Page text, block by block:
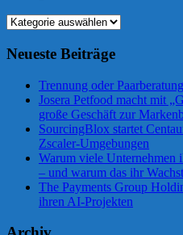
Kategorien
Neueste Beiträge
Trennung oder
Josera Petfood macht mit
große Geschäft zur
SourcingBlox startet
Zscaler-Umgebungen
Warum viele Unternehmen
– und warum das ihr
The Payments Group
ihren AI-Projekten